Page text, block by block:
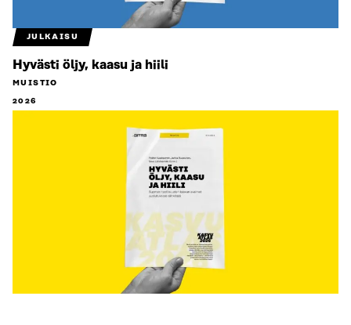
JULKAISU
Hyvästi öljy, kaasu ja hiili
MUISTIO
2026